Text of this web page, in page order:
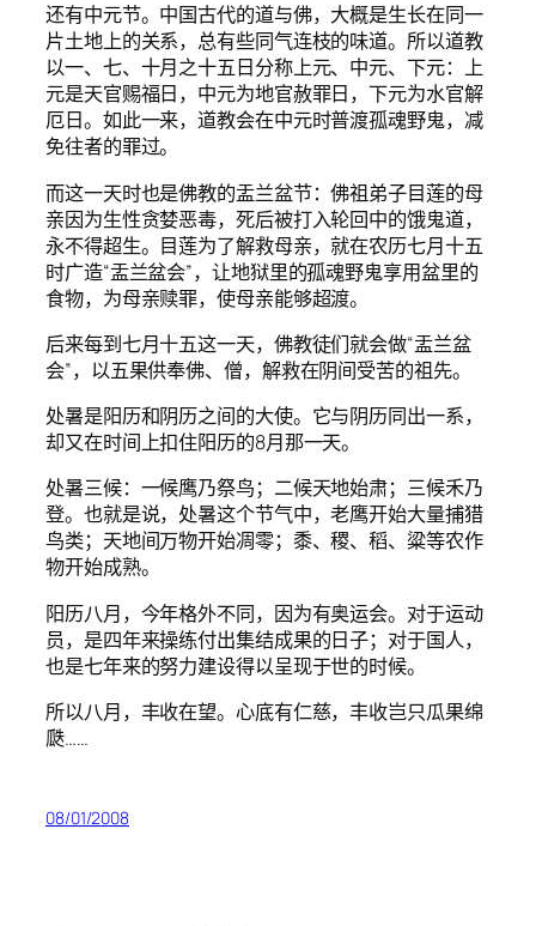
还有中元节。中国古代的道与佛，大概是生长在同一
片土地上的关系，总有些同气连枝的味道。所以道教
以一、七、十月之十五日分称上元、中元、下元：上
元是天官赐福日，中元为地官赦罪日，下元为水官解
厄日。如此一来，道教会在中元时普渡孤魂野鬼，减
免往者的罪过。
而这一天时也是佛教的盂兰盆节：佛祖弟子目莲的母
亲因为生性贪婪恶毒，死后被打入轮回中的饿鬼道，
永不得超生。目莲为了解救母亲，就在农历七月十五
时广造“盂兰盆会”，让地狱里的孤魂野鬼享用盆里的
食物，为母亲赎罪，使母亲能够超渡。
后来每到七月十五这一天，佛教徒们就会做“盂兰盆
会”，以五果供奉佛、僧，解救在阴间受苦的祖先。
处暑是阳历和阴历之间的大使。它与阴历同出一系，
却又在时间上扣住阳历的8月那一天。
处暑三候：一候鹰乃祭鸟；二候天地始肃；三候禾乃
登。也就是说，处暑这个节气中，老鹰开始大量捕猎
鸟类；天地间万物开始凋零；黍、稷、稻、粱等农作
物开始成熟。
阳历八月，今年格外不同，因为有奥运会。对于运动
员，是四年来操练付出集结成果的日子；对于国人，
也是七年来的努力建设得以呈现于世的时候。
所以八月，丰收在望。心底有仁慈，丰收岂只瓜果绵
瓞……
08/01/2008